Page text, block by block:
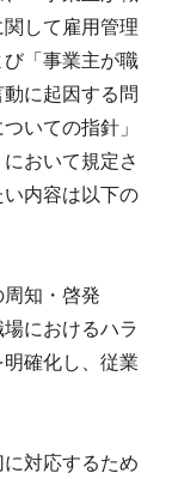
して雇用管理
「事業主が職
に起因する問
いての指針」
おいて規定さ
内容は以下の
周知・啓発
におけるハラ
確化し、従業
に対応するため